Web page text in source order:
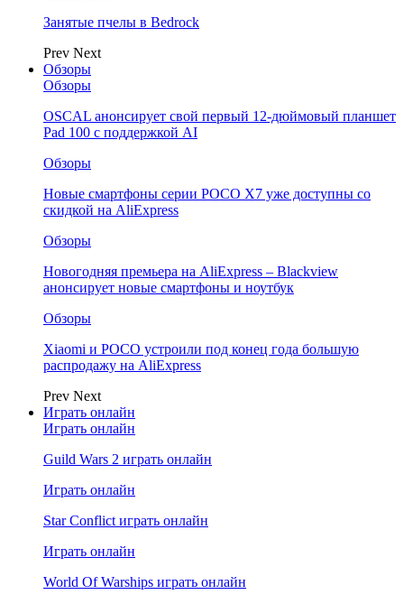
Занятые пчелы в Bedrock
Prev Next
Обзоры
Обзоры
OSCAL анонсирует свой первый 12-дюймовый планшет
Pad 100 с поддержкой AI
Обзоры
Новые смартфоны серии POCO X7 уже доступны со
скидкой на AliExpress
Обзоры
Новогодняя премьера на AliExpress – Blackview
анонсирует новые смартфоны и ноутбук
Обзоры
Xiaomi и POCO устроили под конец года большую
распродажу на AliExpress
Prev Next
Играть онлайн
Играть онлайн
Guild Wars 2 играть онлайн
Играть онлайн
Star Conflict играть онлайн
Играть онлайн
World Of Warships играть онлайн